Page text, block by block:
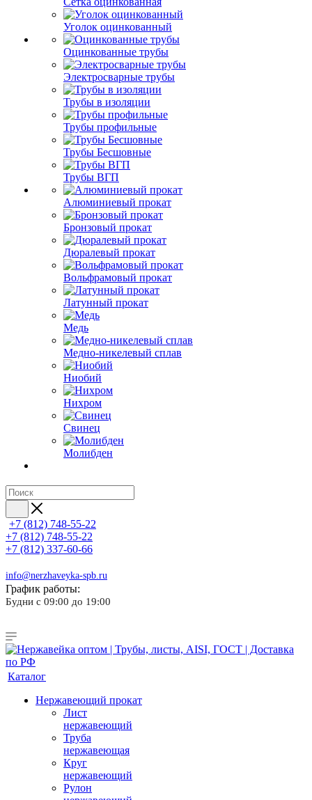
Уголок оцинкованный
Оцинкованные трубы
Электросварные трубы
Трубы в изоляции
Трубы профильные
Трубы Бесшовные
Трубы ВГП
Алюминиевый прокат
Бронзовый прокат
Дюралевый прокат
Вольфрамовый прокат
Латунный прокат
Медь
Медно-никелевый сплав
Ниобий
Нихром
Свинец
Молибден
+7 (812) 748-55-22
+7 (812) 748-55-22
+7 (812) 337-60-66
info@nerzhaveyka-spb.ru
График работы:
Будни с 09:00 до 19:00
Каталог
Нержавеющий прокат
Лист
нержавеющий
Труба
нержавеющая
Круг
нержавеющий
Рулон